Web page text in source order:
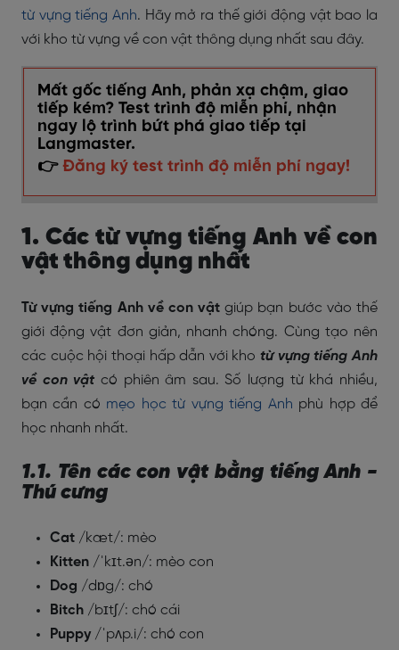
từ vựng tiếng Anh. Hãy mở ra thế giới động vật bao la
với kho từ vựng về con vật thông dụng nhất sau đây.
Mất gốc tiếng Anh, phản xạ chậm, giao
tiếp kém? Test trình độ miễn phí, nhận
ngay lộ trình bứt phá giao tiếp tại
Langmaster.
👉 Đăng ký test trình độ miễn phí ngay!
1. Các từ vựng tiếng Anh về con
vật thông dụng nhất
Từ vựng tiếng Anh về con vật giúp bạn bước vào thế
giới động vật đơn giản, nhanh chóng. Cùng tạo nên
các cuộc hội thoại hấp dẫn với khotừ vựng tiếng Anh
về con vật có phiên âm sau. Số lượng từ khá nhiều,
bạn cần có mẹo học từ vựng tiếng Anh phù hợp để
học nhanh nhất.
1.1. Tên các con vật bằng tiếng Anh -
Thú cưng
Cat /kæt/: mèo
Kitten /ˈkɪt.ən/: mèo con
Dog /dɒg/: chó
Bitch /bɪtʃ/: chó cái
Puppy /ˈpʌp.i/: chó con